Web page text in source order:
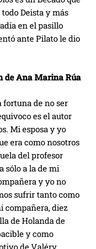
Deista y más
en el pasillo
ante Pilato le dio
de Ana Marina Rúa
fortuna de no ser
es el autor
Mi esposa y yo
era como nosotros
del profesor
sólo a la de mi
y yo no
sufrir tanto como
compañera, diez
de Holanda de
y como
de Valéry…